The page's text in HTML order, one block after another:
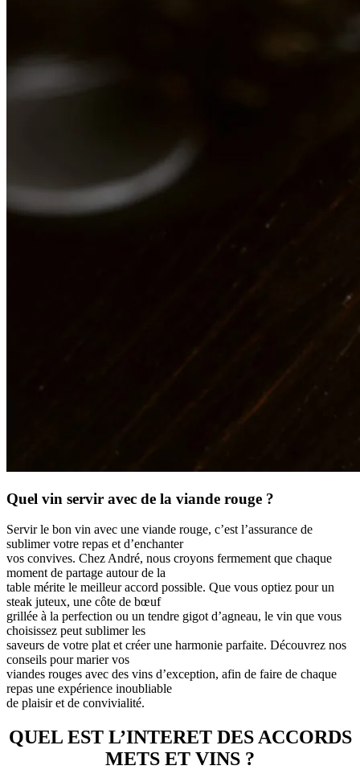
Quel vin servir avec de la viande rouge ?
Servir le bon vin avec une viande rouge, c’est l’assurance de
sublimer votre repas et d’enchanter
vos convives. Chez André, nous croyons fermement que chaque
moment de partage autour de la
table mérite le meilleur accord possible. Que vous optiez pour un
steak juteux, une côte de bœuf
grillée à la perfection ou un tendre gigot d’agneau, le vin que vous
choisissez peut sublimer les
saveurs de votre plat et créer une harmonie parfaite. Découvrez nos
conseils pour marier vos
viandes rouges avec des vins d’exception, afin de faire de chaque
repas une expérience inoubliable
de plaisir et de convivialité.
QUEL EST L’INTERET DES ACCORDS
METS ET VINS ?